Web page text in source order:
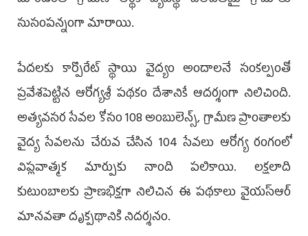
సుసంపన్నంగా మారాయి.
పేదలకు కార్పొరేట్ స్థాయి వైద్యం అందాలనే సంకల్పంతో
ప్రవేశపెట్టిన ఆరోగ్యశ్రీ పథకం దేశానికే ఆదర్శంగా నిలిచింది.
అత్యవసర సేవల కోసం 108 అంబులెన్స్, గ్రామీణ ప్రాంతాలకు
వైద్య సేవలను చేరువ చేసిన 104 సేవలు ఆరోగ్య రంగంలో
విప్లవాత్మక మార్పుకు నాంది పలికాయి. లక్షలాది
కుటుంబాలకు ప్రాణభిక్షగా నిలిచిన ఈ పథకాలు వైయ‌స్ఆర్
మానవతా దృక్పథానికి నిదర్శనం.